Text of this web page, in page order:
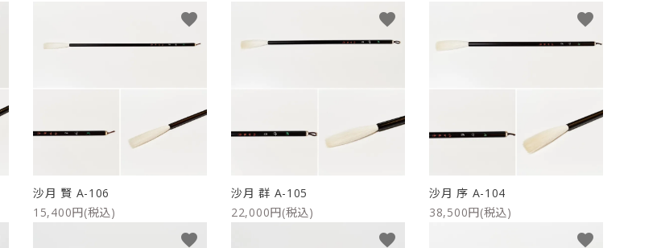
沙月 賢 A-106
15,400円(税込)
favorite
沙月 群 A-105
22,000円(税込)
favorite
沙月 序 A-104
38,500円(税込)
favorite
favorite favorite favorite